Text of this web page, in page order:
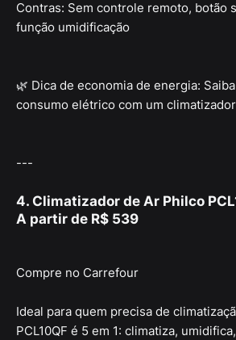
Contras: Sem controle remoto, botão
função umidificação
🌿 Dica de economia de energia:
consumo elétrico com um
---
4. Climatizador de Ar Philco
A partir de R$ 539
Compre no Carrefour
Ideal para quem precisa de
PCL10QF é 5 em 1: climatiza,